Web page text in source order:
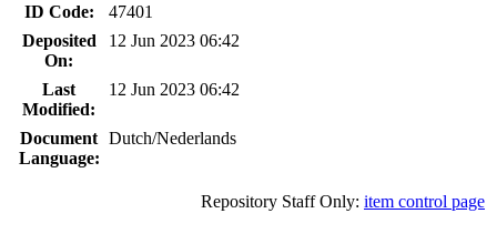
ID Code:
47401
Deposited
On:
12 Jun 2023 06:42
Last
Modified:
12 Jun 2023 06:42
Document
Language:
Dutch/Nederlands
Repository Staff Only: item control page